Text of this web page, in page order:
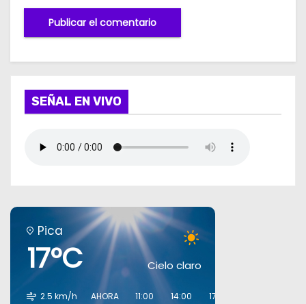
SEÑAL EN VIVO
Pica
17°C Cielo claro
2.5 km/h
AHORA 11:00 14:00 17:00